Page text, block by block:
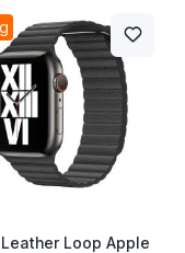
Loop Apple